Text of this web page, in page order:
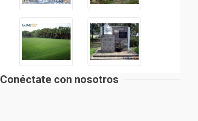
Conéctate con nosotros